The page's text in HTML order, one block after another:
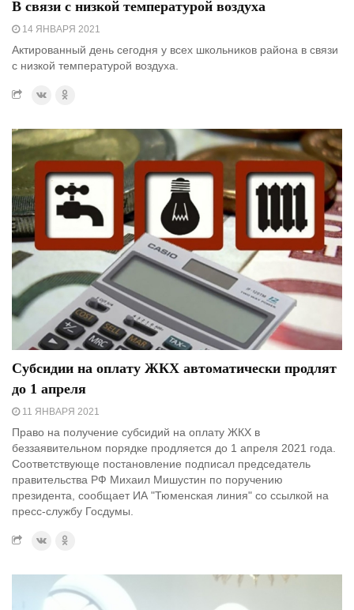
В связи с низкой температурой воздуха
14 ЯНВАРЯ 2021
Актированный день сегодня у всех школьников района в связи
с низкой температурой воздуха.
Субсидии на оплату ЖКХ автоматически продлят
до 1 апреля
11 ЯНВАРЯ 2021
Право на получение субсидий на оплату ЖКХ в
беззаявительном порядке продляется до 1 апреля 2021 года.
Соответствующе постановление подписал председатель
правительства РФ Михаил Мишустин по поручению
президента, сообщает ИА "Тюменская линия" со ссылкой на
пресс-службу Госдумы.